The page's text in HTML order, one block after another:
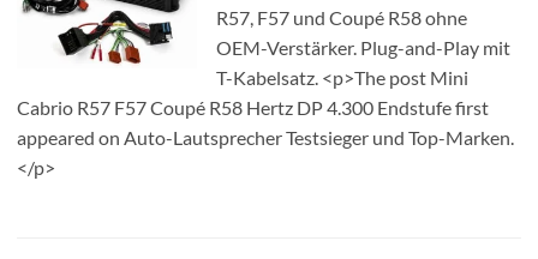
R57, F57 und Coupé R58 ohne
OEM-Verstärker. Plug-and-Play mit
T-Kabelsatz. <p>The post Mini
Cabrio R57 F57 Coupé R58 Hertz DP 4.300 Endstufe first
appeared on Auto-Lautsprecher Testsieger und Top-Marken.
</p>